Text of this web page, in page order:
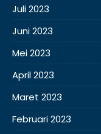
Juli 2023
Juni 2023
Mei 2023
April 2023
Maret 2023
Februari 2023